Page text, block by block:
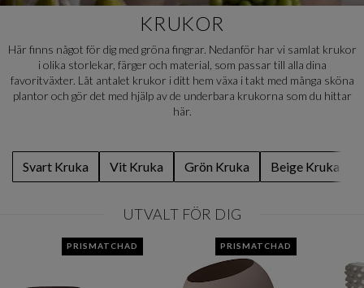
KRUKOR
Här finns något för dig med gröna fingrar. Nedanför har vi samlat krukor
i olika storlekar, färger och material, som passar till alla dina
favoritväxter. Låt antalet krukor i ditt hem växa i takt med många sköna
plantor och gör det med hjälp av de underbara krukorna som du hittar
här.
Svart Kruka Vit Kruka Grön Kruka Beige Kruka
UTVALT FÖR DIG
PRISMATCHAD PRISMATCHAD